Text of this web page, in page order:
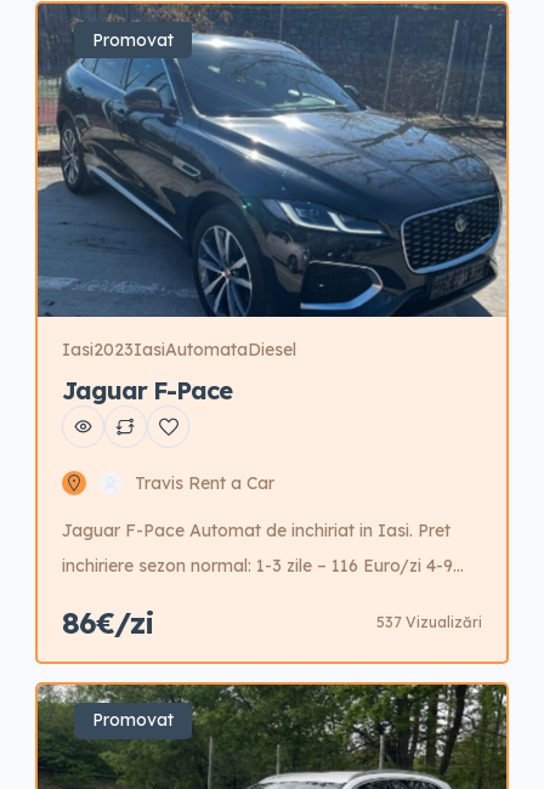
taxe de relocare.
Promovat
Iasi2023IasiAutomataDiesel
Jaguar F-Pace
Travis Rent a Car
Jaguar F-Pace Automat de inchiriat in Iasi. Pret
inchiriere sezon normal: 1-3 zile – 116 Euro/zi 4-9
86 Euro/zi Garantie: 1200 Euro Este posibila
inchirierea cu garantie redusa cost aditional pe zi.
86€/zi 537 Vizualizări
Promovat